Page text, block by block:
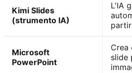
Kimi Slides
(strumento IA)
L'IA
Microsoft
PowerPoint
Crea
slide